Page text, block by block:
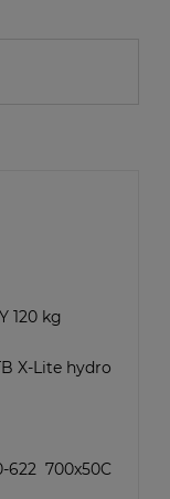
120 kg
X-Lite hydro
622 700x50C